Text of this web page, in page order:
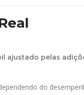
ajustado pelas
do